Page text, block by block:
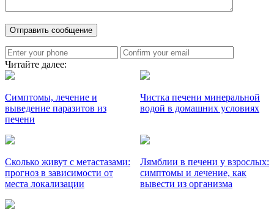
Читайте далее:
Симптомы, лечение и
выведение паразитов из
печени
Чистка печени минеральной
водой в домашних условиях
Сколько живут с метастазами:
прогноз в зависимости от
места локализации
Лямблии в печени у взрослых:
симптомы и лечение, как
вывести из организма